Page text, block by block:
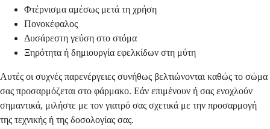
Φτέρνισμα αμέσως μετά τη χρήση
Πονοκέφαλος
Δυσάρεστη γεύση στο στόμα
Ξηρότητα ή δημιουργία εφελκίδων στη μύτη
Αυτές οι συχνές παρενέργειες συνήθως βελτιώνονται καθώς το σώμα
σας προσαρμόζεται στο φάρμακο. Εάν επιμένουν ή σας ενοχλούν
σημαντικά, μιλήστε με τον γιατρό σας σχετικά με την προσαρμογή
της τεχνικής ή της δοσολογίας σας.